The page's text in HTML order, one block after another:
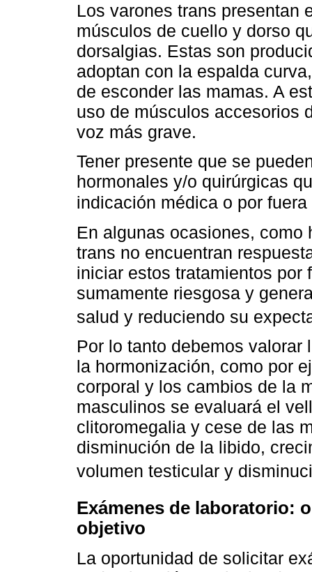
Los varones trans presentan
músculos de cuello y dorso
dorsalgias. Estas son
adoptan con la espalda
de esconder las mamas. A
uso de músculos accesorios
voz más grave.
Tener presente que se
hormonales y/o quirúrgicas
indicación médica o por
En algunas ocasiones,
trans no encuentran
iniciar estos tratamientos por
sumamente riesgosa y
salud y reduciendo su
Por lo tanto debemos
la hormonización, como por
corporal y los cambios de la
masculinos se evaluará el
clitoromegalia y cese de las
disminución de la libido,
volumen testicular y
Exámenes de laboratorio:
objetivo
La oportunidad de solicitar